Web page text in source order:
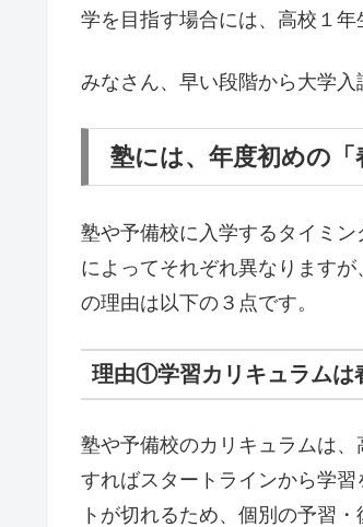
学を目指す場合には、高校１年
みなさん、早い段階から大学
塾には、年度初めの
塾や予備校に入学するタイミ
によってそれぞれ異なります
の理由は以下の３点です。
理由①学習カリキュラムは
塾や予備校のカリキュラムは
すればスタートラインから学
トが切れるため、個別の予習